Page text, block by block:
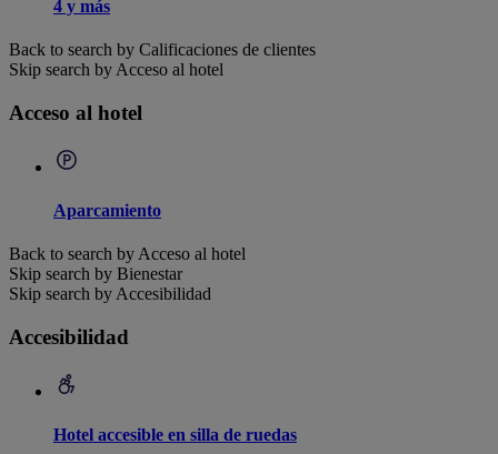
4 y más
Back to search by Calificaciones de clientes
Skip search by Acceso al hotel
Acceso al hotel
Aparcamiento
Back to search by Acceso al hotel
Skip search by Bienestar
Skip search by Accesibilidad
Accesibilidad
Hotel accesible en silla de ruedas